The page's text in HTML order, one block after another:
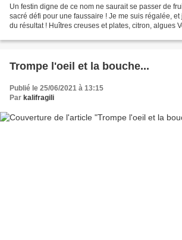
Un festin digne de ce nom ne saurait se passer de
sacré défi pour une faussaire ! Je me suis régalée,
du résultat ! Huîtres creuses et plates, citron, algues
Trompe l'oeil et la bouche...
Publié le 25/06/2021 à 13:15
Par kalifragili